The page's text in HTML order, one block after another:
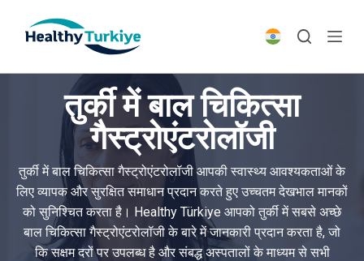
p
n
t
तुर्की में बाल चिकित्सा
गैस्ट्रोएंटरोलॉजी
तुर्की में बाल चिकित्सा गैस्ट्रोएंटरोलॉजी आपकी स्वास्थ्य आवश्यकताओं के
लिए व्यापक और सुरक्षित समाधान प्रदान करते हुए उच्चतम देखभाल मानकों
को सुनिश्चित करता है। Healthy Türkiye आपको तुर्की में सबसे अच्छे
बाल चिकित्सा गैस्ट्रोएंटरोलॉजी के बारे में जानकारी प्रदान करता है, जो
कि सक्षम दरों पर उपलब्ध है और संबद्ध अस्पतालों के माध्यम से सभी